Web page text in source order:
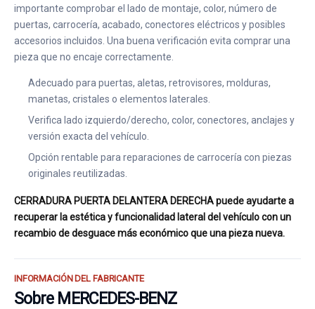
importante comprobar el lado de montaje, color, número de
puertas, carrocería, acabado, conectores eléctricos y posibles
accesorios incluidos. Una buena verificación evita comprar una
pieza que no encaje correctamente.
Adecuado para puertas, aletas, retrovisores, molduras,
manetas, cristales o elementos laterales.
Verifica lado izquierdo/derecho, color, conectores, anclajes y
versión exacta del vehículo.
Opción rentable para reparaciones de carrocería con piezas
originales reutilizadas.
CERRADURA PUERTA DELANTERA DERECHA puede ayudarte a
recuperar la estética y funcionalidad lateral del vehículo con un
recambio de desguace más económico que una pieza nueva.
INFORMACIÓN DEL FABRICANTE
Sobre MERCEDES-BENZ